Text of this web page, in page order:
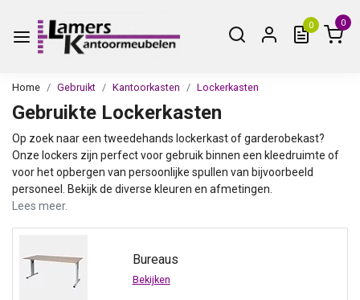
0 0
Home Gebruikt Kantoorkasten Lockerkasten
Gebruikte Lockerkasten
Op zoek naar een tweedehands lockerkast of garderobekast?
Onze lockers zijn perfect voor gebruik binnen een kleedruimte of
voor het opbergen van persoonlijke spullen van bijvoorbeeld
personeel. Bekijk de diverse kleuren en afmetingen.
Lees meer.
Bureaus
Bekijken